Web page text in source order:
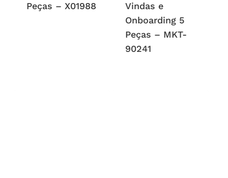
Peças – X01988
Vindas e
Onboarding 5
Peças – MKT-
90241